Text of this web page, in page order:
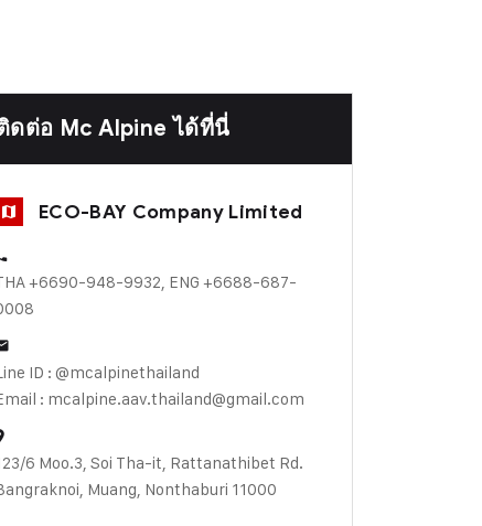
ดต่อ Mc Alpine ได้ที่นี่
ECO-BAY Company Limited
+6690-948-9932, ENG +6688-687-
ID : @mcalpinethailand
: mcalpine.aav.thailand@gmail.com
6 Moo.3, Soi Tha-it, Rattanathibet Rd.
Muang, Nonthaburi 11000